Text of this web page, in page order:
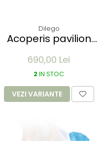
Dilego
Acoperis pavilion
diverse culori
690,00 Lei
2IN STOC
VEZI VARIANTE